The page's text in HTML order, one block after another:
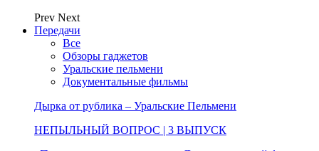
Prev Next
Передачи
Все
Обзоры гаджетов
Уральские пельмени
Документальные фильмы
Дырка от рублика – Уральские Пельмени
НЕПЫЛЬНЫЙ ВОПРОС | 3 ВЫПУСК